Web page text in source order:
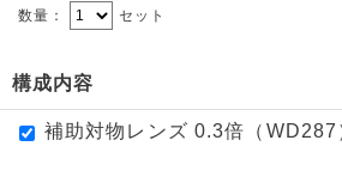
数量： セット
構成内容
補助対物レンズ 0.3倍（WD287